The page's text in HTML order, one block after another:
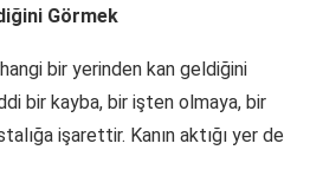
Görmek
bir yerinden kan geldiğini
bir kayba, bir işten olmaya, bir
işarettir. Kanın aktığı yer de